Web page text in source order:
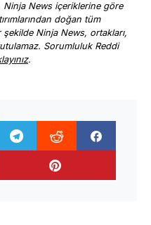
Ninja News içeriklerine göre
doğan tüm
Ninja News, ortakları,
Sorumluluk Reddi
.